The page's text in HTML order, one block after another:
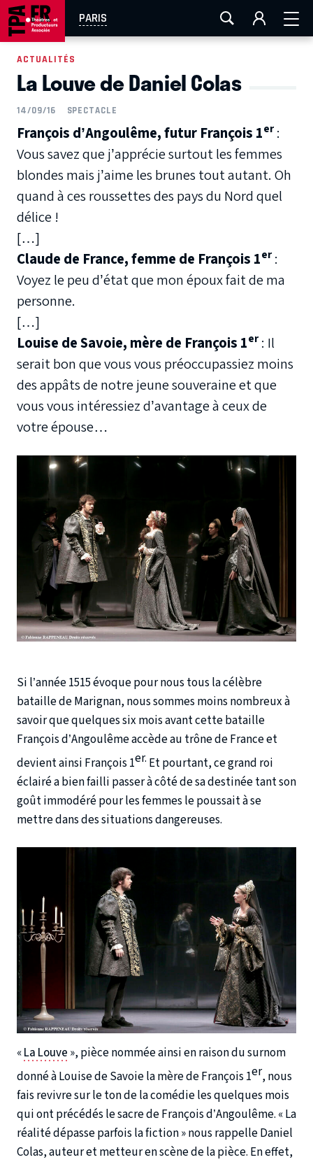
PARIS
AIX-MARSEILLE LA ROCHELLE
EN TOURNÉE
ACTUALITÉS
La Louve de Daniel Colas
14/09/16 SPECTACLE
François d’Angoulême, futur François 1er :
Vous savez que j’apprécie surtout les femmes
blondes mais j’aime les brunes tout autant. Oh
quand à ces roussettes des pays du Nord quel
délice !
[…]
Claude de France, femme de François 1er :
Voyez le peu d’état que mon époux fait de ma
personne.
[…]
Louise de Savoie, mère de François 1er : Il
serait bon que vous vous préoccupassiez moins
des appâts de notre jeune souveraine et que
vous vous intéressiez d’avantage à ceux de
votre épouse…
Si l’année 1515 évoque pour nous tous la célèbre
bataille de Marignan, nous sommes moins nombreux à
savoir que quelques six mois avant cette bataille
François d’Angoulême accède au trône de France et
devient ainsi François 1er. Et pourtant, ce grand roi
éclairé a bien failli passer à côté de sa destinée tant son
goût immodéré pour les femmes le poussait à se
mettre dans des situations dangereuses.
«La Louve », pièce nommée ainsi en raison du surnom
donné à Louise de Savoie la mère de François 1er, nous
fais revivre sur le ton de la comédie les quelques mois
qui ont précédés le sacre de François d’Angoulême. « La
réalité dépasse parfois la fiction » nous rappelle Daniel
Colas, auteur et metteur en scène de la pièce. En effet,